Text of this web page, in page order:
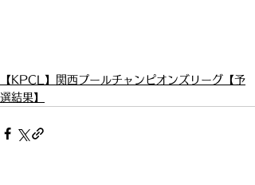
【KPCL】関西プールチャンピオンズリーグ【予
選結果】